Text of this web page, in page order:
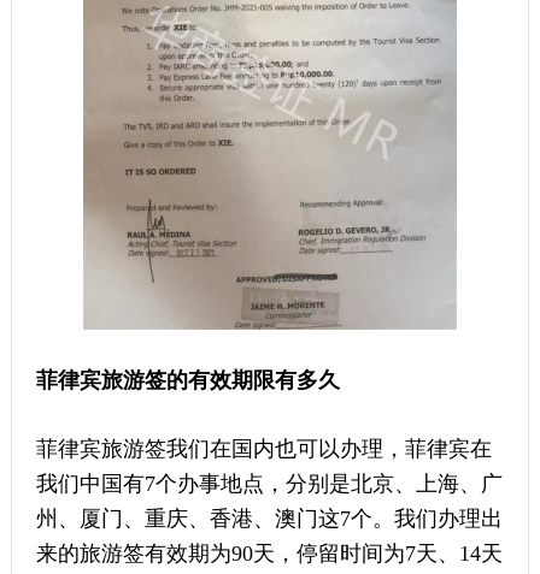
菲律宾旅游签的有效期限有多久
菲律宾旅游签我们在国内也可以办理，菲律宾在
我们中国有7个办事地点，分别是北京、上海、广
州、厦门、重庆、香港、澳门这7个。我们办理出
来的旅游签有效期为90天，停留时间为7天、14天